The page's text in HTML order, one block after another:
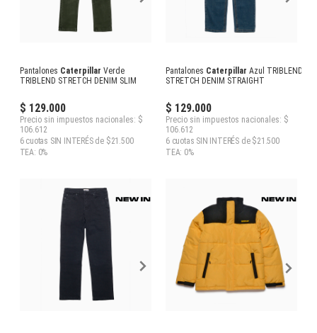
Pantalones Caterpillar Verde
TRIBLEND STRETCH DENIM SLIM
$ 129.000
Precio sin impuestos nacionales: $
106.612
6 cuotas SIN INTERÉS de $21.500
TEA: 0%
Pantalones Caterpillar Azul TRIBLEND
STRETCH DENIM STRAIGHT
$ 129.000
Precio sin impuestos nacionales: $
106.612
6 cuotas SIN INTERÉS de $21.500
TEA: 0%